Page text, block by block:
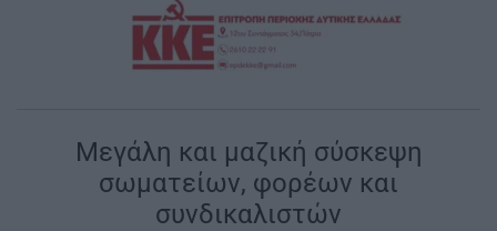
Μεγάλη και μαζική σύσκεψη
σωματείων, φορέων και
συνδικαλιστών